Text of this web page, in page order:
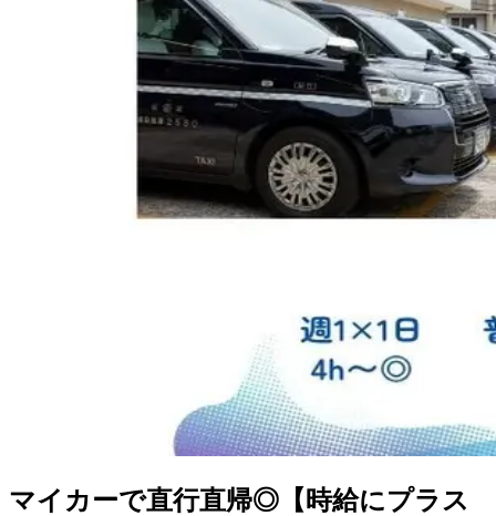
マイカーで直行直帰◎【時給にプラス